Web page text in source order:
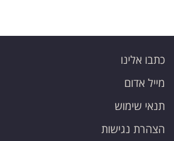
כתבו אלינו
מייל אדום
תנאי שימוש
הצהרת נגישות